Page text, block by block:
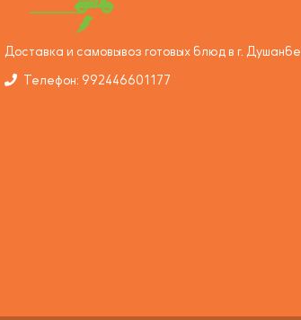
Доставка и самовывоз готовых блюд в г. Душанбе
Телефон: 992446601177